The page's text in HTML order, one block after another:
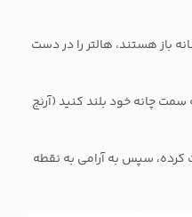
باز هستند، هالتر را در دست
سمت چانه خود بلند کنید (آرنج
حرکت، ۱ ثانیه مکث کرده، سپس به آرامی به نقطه